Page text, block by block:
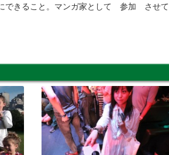
できること。マンガ家として 参加 させて